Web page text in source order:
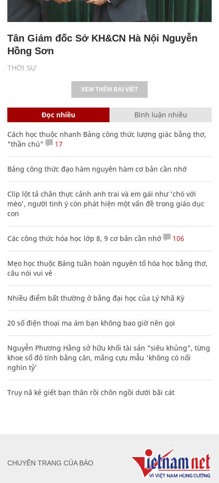
THỜI SỰ
Tân Giám đốc Sở KH&CN Hà Nội Nguyễn
Hồng Sơn
XEM THÊM BÀI VIẾT
Đọc nhiều Bình luận nhiều
Cách học thuộc nhanh Bảng công thức lượng giác bằng thơ,
"thần chú"
17
Bảng công thức đạo hàm nguyên hàm cơ bản cần nhớ
Clip lột tả chân thực cảnh anh trai và em gái như 'chó với
mèo', người tinh ý còn phát hiện một vấn đề trong giáo dục
con
Các công thức hóa học lớp 8, 9 cơ bản cần nhớ 106
Mẹo học thuộc Bảng tuần hoàn nguyên tố hóa học bằng thơ,
câu nói vui vẻ
Nhiều điểm bất thường ở bằng đại học của Lý Nhã Kỳ
20 số điện thoại ma ám bạn không bao giờ nên gọi
Nguyễn Phương Hằng sở hữu khối tài sản "siêu khủng", từng
khoe sổ đỏ tính bằng cân, mắng cựu mẫu 'không có nổi
nghìn tỷ'
Truy nã kẻ giết bạn thân rồi chôn ngồi dưới bãi cát
CHUYÊN TRANG CỦA BÁO